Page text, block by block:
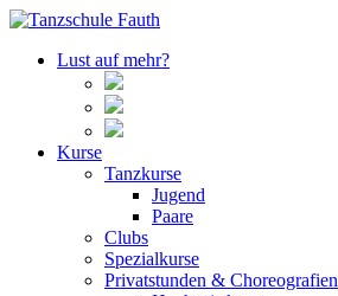
Lust auf mehr?
Kurse
Tanzkurse
Jugend
Paare
Clubs
Spezialkurse
Privatstunden & Choreografien